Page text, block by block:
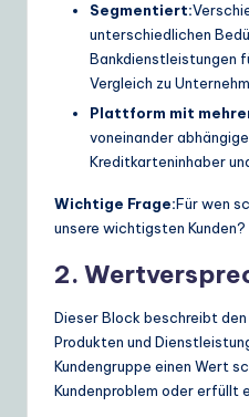
Segmentiert:
unterschiedlichen
Bankdienstleistungen
Vergleich zu
Plattform mit
voneinander
Kreditkarteninhaber
Wichtige Frage:Für wen
unsere wichtigsten Kunden?
2.
Dieser Block beschreibt
Produkten und
Kundengruppe einen Wert
Kundenproblem oder erfüllt